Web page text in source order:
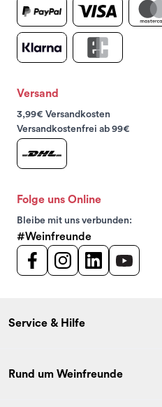
Versand
3,99€ Versandkosten
Versandkostenfrei ab 99€
Folge uns Online
Bleibe mit uns verbunden:
#Weinfreunde
Service & Hilfe
Rund um Weinfreunde